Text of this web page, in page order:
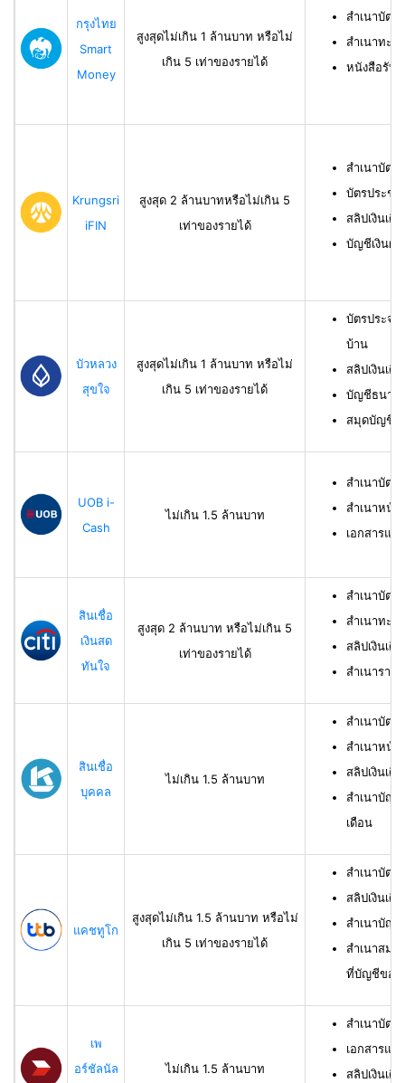
กรุงไทย
Smart
Money
สูงสุดไม่เกิน 1 ล้านบาท หรือไม่
เกิน 5 เท่าของรายได้
สำเนาบัตร
สำเนาทะเ
หนังสือรับร
Krungsri
iFIN
สูงสุด 2 ล้านบาทหรือไม่เกิน 5
เท่าของรายได้
สำเนาบัตร
บัตรประช
สลิปเงินเดื
บัญชีเงินฝา
บัวหลวง
สุขใจ
สูงสุดไม่เกิน 1 ล้านบาท หรือไม่
เกิน 5 เท่าของรายได้
บัตรประจำ
บ้าน
สลิปเงินเดื
บัญชีธนาคา
สมุดบัญชีธ
UOB i-
Cash
ไม่เกิน 1.5 ล้านบาท
สำเนาบัตร
สำเนาหน้
เอกสารแส
สินเชื่อ
เงินสด
ทันใจ
สูงสุด 2 ล้านบาท หรือไม่เกิน 5
เท่าของรายได้
สำเนาบัตร
สำเนาทะเ
สลิปเงินเดื
สำเนาราย
สินเชื่อ
บุคคล
ไม่เกิน 1.5 ล้านบาท
สำเนาบัตร
สำเนาหน้
สลิปเงินเดื
สำเนาบัญชี
เดือน
แคชทูโก
สูงสุดไม่เกิน 1.5 ล้านบาท หรือไม่
เกิน 5 เท่าของรายได้
สำเนาบัตร
สลิปเงินเดื
สำเนาบัญ
สำเนาสมุด
ที่บัญชีของ
เพ
อร์ชัลนัล
ไม่เกิน 1.5 ล้านบาท
สำเนาบัตร
เอกสารแส
สลิปเงินเ